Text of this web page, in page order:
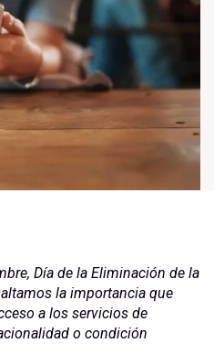
Día de la Eliminación de la
la importancia que
a los servicios de
o condición